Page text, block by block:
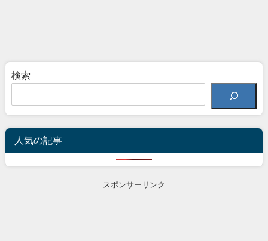
検索
人気の記事
スポンサーリンク